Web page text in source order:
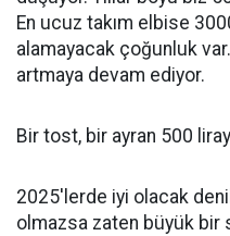
En ucuz takım elbise
alamayacak çoğunluk
artmaya devam ediyor.
Bir tost, bir ayran 500
2025'lerde iyi olacak
olmazsa zaten büyük bir